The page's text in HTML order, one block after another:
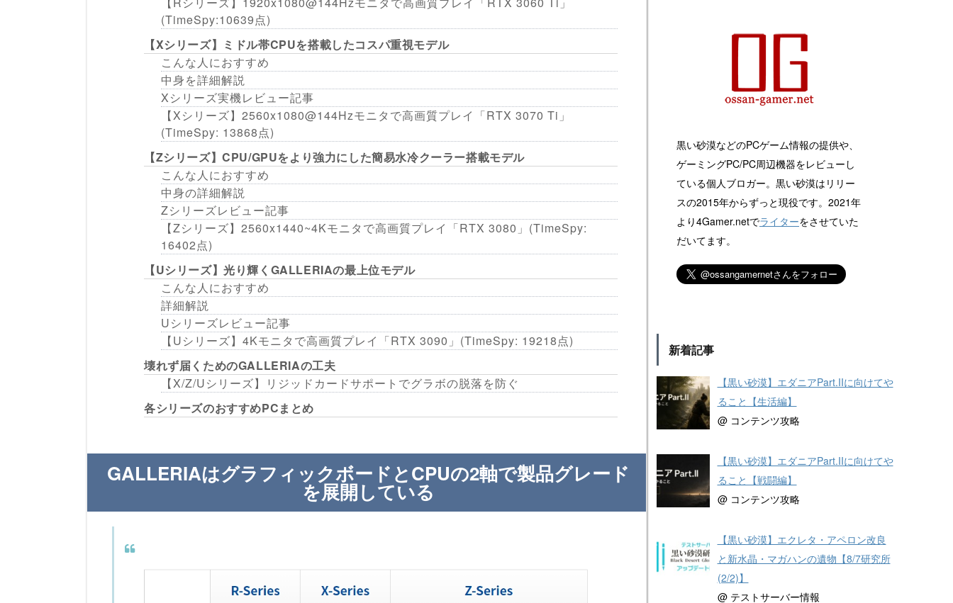
(TimeSpy:10639点)
【Xシリーズ】ミドル帯CPUを搭載したコスパ重視モデル
こんな人におすすめ
中身を詳細解説
Xシリーズ実機レビュー記事
【Xシリーズ】2560x1080@144Hzモニタで高画質プレイ「RTX 3070 Ti」
(TimeSpy: 13868点)
【Zシリーズ】CPU/GPUをより強力にした簡易水冷クーラー搭載モデル
こんな人におすすめ
中身の詳細解説
Zシリーズレビュー記事
【Zシリーズ】2560x1440~4Kモニタで高画質プレイ「RTX 3080」(TimeSpy:
16402点)
【Uシリーズ】光り輝くGALLERIAの最上位モデル
こんな人におすすめ
詳細解説
Uシリーズレビュー記事
【Uシリーズ】4Kモニタで高画質プレイ「RTX 3090」(TimeSpy: 19218点)
壊れず届くためのGALLERIAの工夫
【X/Z/Uシリーズ】リジッドカードサポートでグラボの脱落を防ぐ
各シリーズのおすすめPCまとめ
GALLERIAはグラフィックボードとCPUの2軸で製品グレード
を展開している
黒い砂漠などのPCゲーム情報の提供や、
ゲーミングPC/PC周辺機器をレビューし
ている個人ブロガー。黒い砂漠はリリー
スの2015年からずっと現役です。2021年
より4Gamer.netでライターをさせていた
だいてます。
新着記事
【黒い砂漠】エダニアPart.IIに向けてや
ること【生活編】
@ コンテンツ攻略
【黒い砂漠】エダニアPart.IIに向けてや
ること【戦闘編】
@ コンテンツ攻略
【黒い砂漠】エクレタ・アペロン改良
と新水晶・マガハンの遺物【8/7研究所
(2/2)】
@ テストサーバー情報